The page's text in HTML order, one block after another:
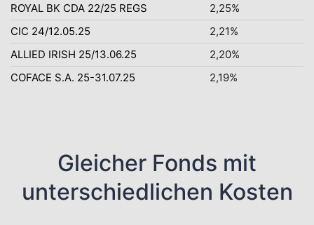
ROYAL BK CDA 22/25 REGS
2,25%
CIC 24/12.05.25
2,21%
ALLIED IRISH 25/13.06.25
2,20%
COFACE S.A. 25-31.07.25
2,19%
Gleicher Fonds mit
unterschiedlichen Kosten